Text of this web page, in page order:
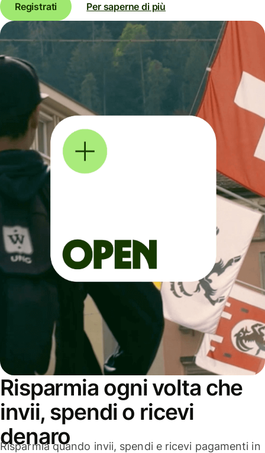
Registrati Per saperne di più
Risparmia ogni volta che
invii, spendi o ricevi
denaro
Risparmia quando invii, spendi e ricevi pagamenti in